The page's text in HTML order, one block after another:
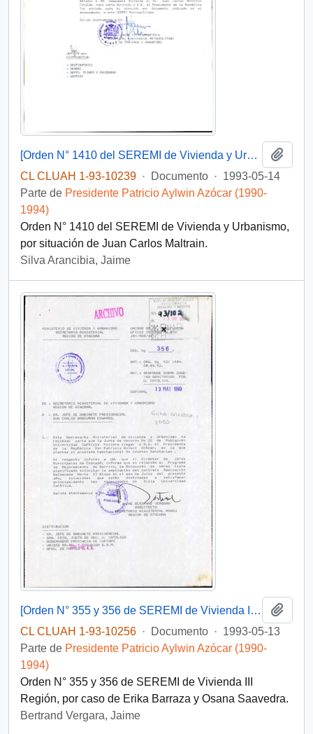
[Orden N° 1410 del SEREMI de Vivienda y Urbanismo]
CL CLUAH 1-93-10239 · Documento · 1993-05-14
Parte de Presidente Patricio Aylwin Azócar (1990-
1994)
Orden N° 1410 del SEREMI de Vivienda y Urbanismo,
por situación de Juan Carlos Maltrain.
Silva Arancibia, Jaime
[Orden N° 355 y 356 de SEREMI de Vivienda III Región]
CL CLUAH 1-93-10256 · Documento · 1993-05-13
Parte de Presidente Patricio Aylwin Azócar (1990-
1994)
Orden N° 355 y 356 de SEREMI de Vivienda III
Región, por caso de Erika Barraza y Osana Saavedra.
Bertrand Vergara, Jaime